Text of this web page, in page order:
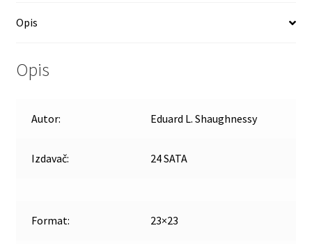
Opis
Opis
Autor: Eduard L. Shaughnessy
Izdavač: 24 SATA
Format: 23×23